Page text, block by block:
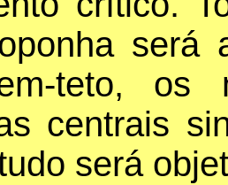
será
teto, os
centrais
será